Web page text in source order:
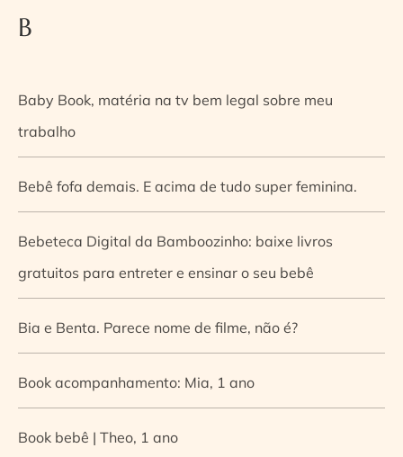
B
Baby Book, matéria na tv bem legal sobre meu
trabalho
Bebê fofa demais. E acima de tudo super feminina.
Bebeteca Digital da Bamboozinho: baixe livros
gratuitos para entreter e ensinar o seu bebê
Bia e Benta. Parece nome de filme, não é?
Book acompanhamento: Mia, 1 ano
Book bebê | Theo, 1 ano